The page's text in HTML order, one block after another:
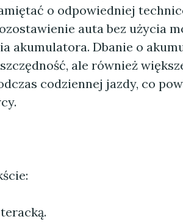
o odpowiedniej
auta bez użycia
akumulatora. Dbanie o
ale również
codziennej jazdy, co